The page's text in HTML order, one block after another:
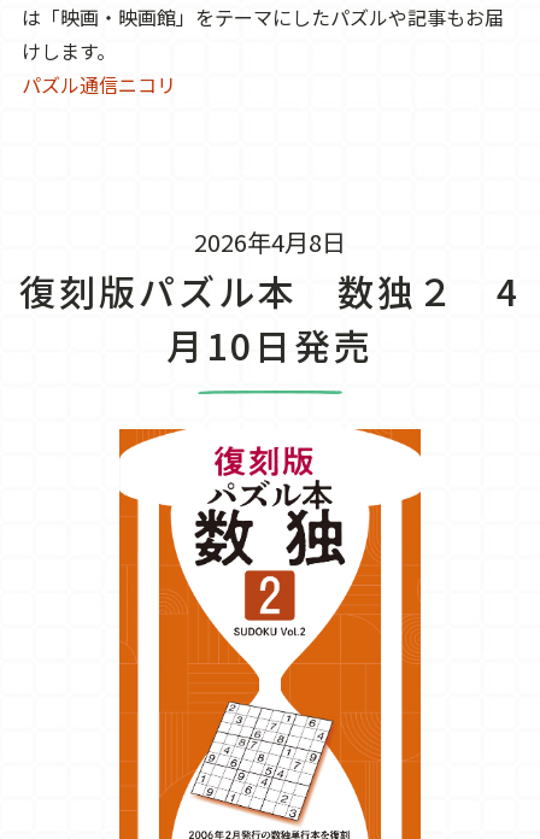
は「映画・映画館」をテーマにしたパズルや記事もお届
けします。
パズル通信ニコリ
2026年4月8日
復刻版パズル本 数独２ 4
月10日発売